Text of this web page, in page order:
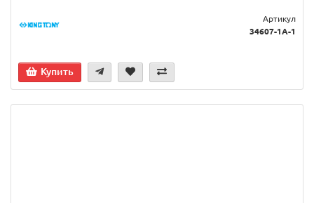
Артикул
34607-1A-1
Купить